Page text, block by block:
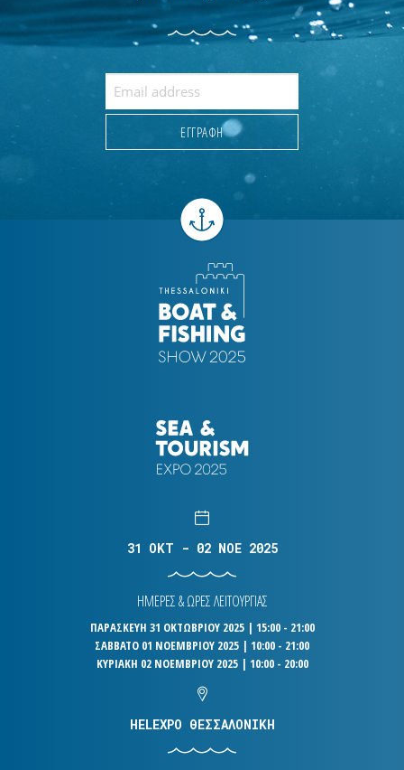
31 OKT - 02 NOE 2025
ΗΜΕΡΕΣ & ΩΡΕΣ ΛΕΙΤΟΥΡΓΙΑΣ
ΠΑΡΑΣΚΕΥΗ 31 ΟΚΤΩΒΡΙΟΥ 2025 | 15:00 - 21:00
ΣΑΒΒΑΤΟ 01 ΝΟΕΜΒΡΙΟΥ 2025 | 10:00 - 21:00
ΚΥΡΙΑΚΗ 02 ΝΟΕΜΒΡΙΟΥ 2025 | 10:00 - 20:00
HELEXPO ΘΕΣΣΑΛΟΝΙΚΗ